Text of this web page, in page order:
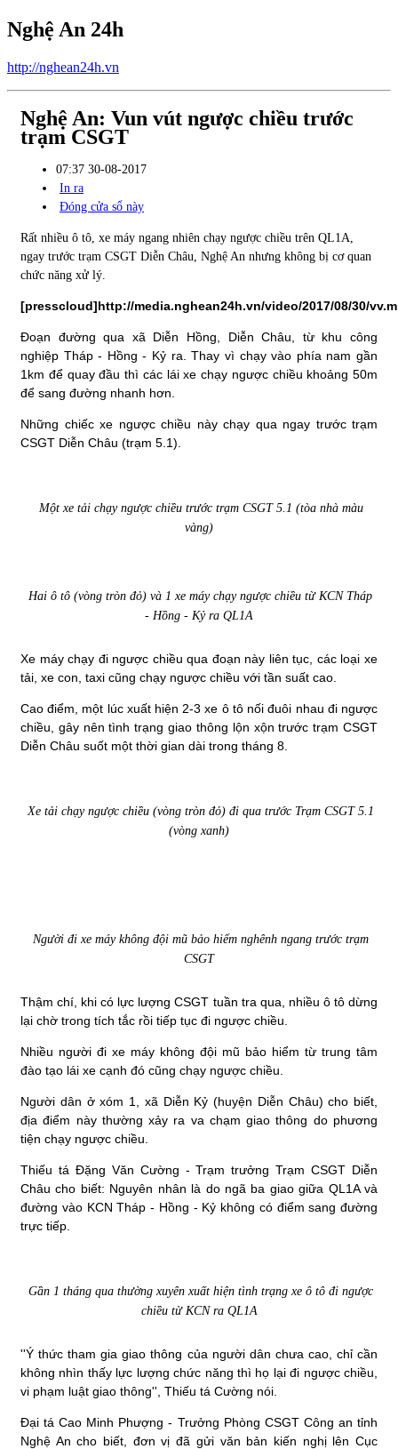
Nghệ An 24h
http://nghean24h.vn
Nghệ An: Vun vút ngược chiều trước
trạm CSGT
07:37 30-08-2017
In ra
Đóng cửa sổ này
Rất nhiều ô tô, xe máy ngang nhiên chạy ngược chiều trên QL1A,
ngay trước trạm CSGT Diễn Châu, Nghệ An nhưng không bị cơ quan
chức năng xử lý.
[presscloud]http://media.nghean24h.vn/video/2017/08/30/
Đoạn đường qua xã Diễn Hồng, Diễn Châu, từ khu công
nghiệp Tháp - Hồng - Kỷ ra. Thay vì chạy vào phía nam gần
1km để quay đầu thì các lái xe chạy ngược chiều khoảng 50m
để sang đường nhanh hơn.
Những chiếc xe ngược chiều này chạy qua ngay trước trạm
CSGT Diễn Châu (trạm 5.1).
Một xe tải chạy ngược chiều trước trạm CSGT 5.1 (tòa nhà màu
vàng)
Hai ô tô (vòng tròn đỏ) và 1 xe máy chạy ngược chiều từ KCN Tháp
- Hồng - Kỷ ra QL1A
Xe máy chạy đi ngược chiều qua đoạn này liên tục, các loại xe
tải, xe con, taxi cũng chạy ngược chiều với tần suất cao.
Cao điểm, một lúc xuất hiện 2-3 xe ô tô nối đuôi nhau đi ngược
chiều, gây nên tình trạng giao thông lộn xộn trước trạm CSGT
Diễn Châu suốt một thời gian dài trong tháng 8.
Xe tải chạy ngược chiều (vòng tròn đỏ) đi qua trước Trạm CSGT 5.1
(vòng xanh)
Người đi xe máy không đội mũ bảo hiểm nghênh ngang trước trạm
CSGT
Thậm chí, khi có lực lượng CSGT tuần tra qua, nhiều ô tô dừng
lại chờ trong tích tắc rồi tiếp tục đi ngược chiều.
Nhiều người đi xe máy không đội mũ bảo hiểm từ trung tâm
đào tạo lái xe cạnh đó cũng chạy ngược chiều.
Người dân ở xóm 1, xã Diễn Kỷ (huyện Diễn Châu) cho biết,
địa điểm này thường xảy ra va chạm giao thông do phương
tiện chạy ngược chiều.
Thiếu tá Đặng Văn Cường - Trạm trưởng Trạm CSGT Diễn
Châu cho biết: Nguyên nhân là do ngã ba giao giữa QL1A và
đường vào KCN Tháp - Hồng - Kỷ không có điểm sang đường
trực tiếp.
Gần 1 tháng qua thường xuyên xuất hiện tình trạng xe ô tô đi ngược
chiều từ KCN ra QL1A
''Ý thức tham gia giao thông của người dân chưa cao, chỉ cần
không nhìn thấy lực lượng chức năng thì họ lại đi ngược chiều,
vi phạm luật giao thông'', Thiếu tá Cường nói.
Đại tá Cao Minh Phượng - Trưởng Phòng CSGT Công an tỉnh
Nghệ An cho biết, đơn vị đã gửi văn bản kiến nghị lên Cục